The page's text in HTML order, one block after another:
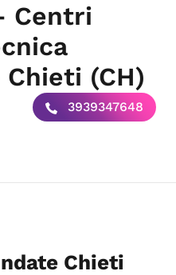
Centri
(CH)
3939347648
Chieti